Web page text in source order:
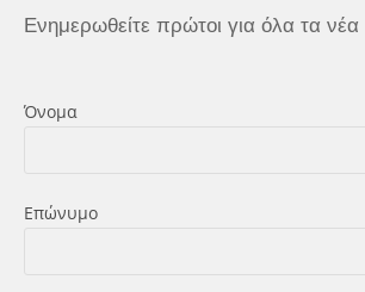
Ενημερωθείτε πρώτοι για όλα τα νέα
Όνομα
Επώνυμο